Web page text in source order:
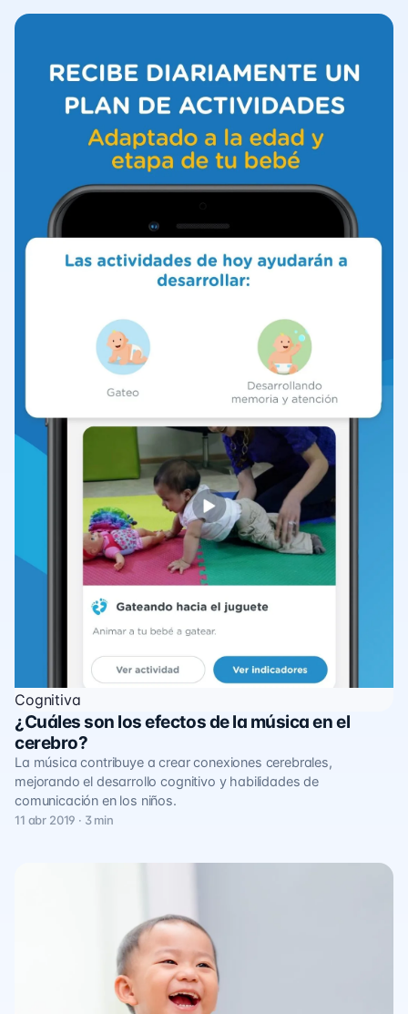
Cognitiva
¿Cuáles son los efectos de la música en el
cerebro?
La música contribuye a crear conexiones cerebrales,
mejorando el desarrollo cognitivo y habilidades de
comunicación en los niños.
11 abr 2019 · 3 min